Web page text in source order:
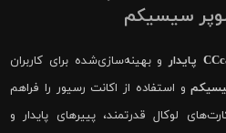
سیسیکم
و بهینه‌سازی‌شده برای کاربران
و استفاده از اکانت رسیور را فراهم
لوکال قدرتمند، پییرهای پایدار و